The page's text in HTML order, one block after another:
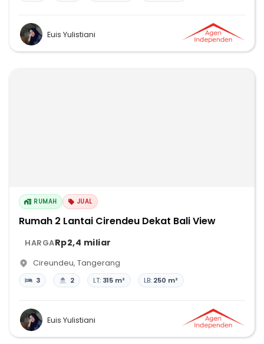
Euis Yulistiani
RUMAH JUAL
Rumah 2 Lantai Cirendeu Dekat Bali View
HARGARp2,4 miliar
Cireundeu, Tangerang
3 2 LT: 315 m² LB: 250 m²
Euis Yulistiani